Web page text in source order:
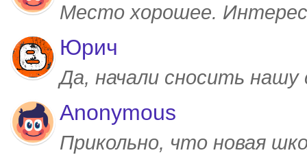
Место хорошее.
Юрич
Да, начали сносить
Anonymous
Прикольно, что новая